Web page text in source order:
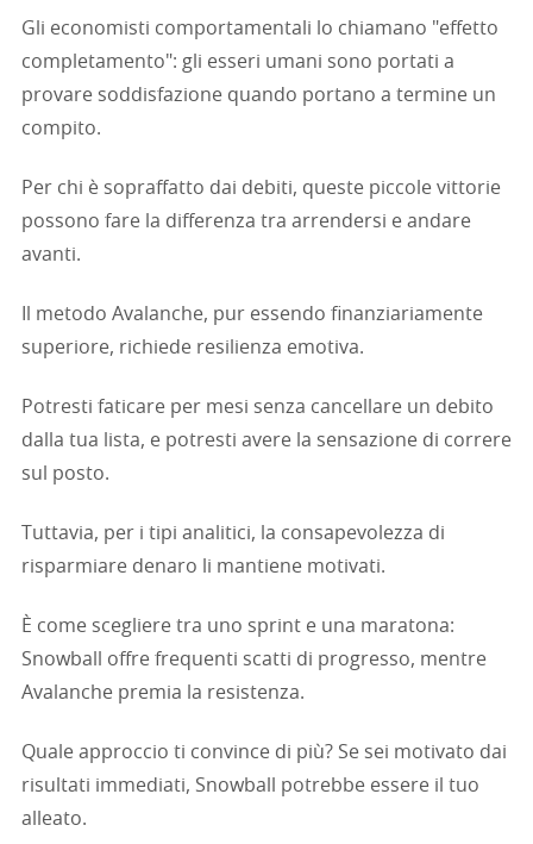
Gli economisti comportamentali lo chiamano "effetto
completamento": gli esseri umani sono portati a
provare soddisfazione quando portano a termine un
compito.
Per chi è sopraffatto dai debiti, queste piccole vittorie
possono fare la differenza tra arrendersi e andare
avanti.
Il metodo Avalanche, pur essendo finanziariamente
superiore, richiede resilienza emotiva.
Potresti faticare per mesi senza cancellare un debito
dalla tua lista, e potresti avere la sensazione di correre
sul posto.
Tuttavia, per i tipi analitici, la consapevolezza di
risparmiare denaro li mantiene motivati.
È come scegliere tra uno sprint e una maratona:
Snowball offre frequenti scatti di progresso, mentre
Avalanche premia la resistenza.
Quale approccio ti convince di più? Se sei motivato dai
risultati immediati, Snowball potrebbe essere il tuo
alleato.